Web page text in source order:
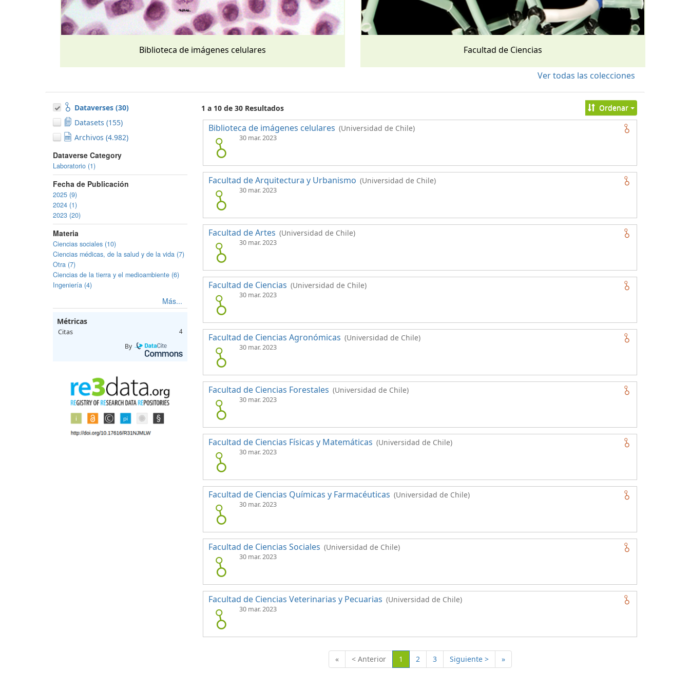
Biblioteca de imágenes celulares Facultad de Ciencias
Ver todas las colecciones
Dataverses (30)
Datasets (155)
Archivos (4.982)
Dataverse Category
Laboratorio (1)
Fecha de Publicación
2025 (9)
2024 (1)
2023 (20)
Materia
Ciencias sociales (10)
Ciencias médicas, de la salud y de la vida (7)
Otra (7)
Ciencias de la tierra y el medioambiente (6)
Ingeniería (4)
Más...
Métricas
Citas 4
By
1 a 10 de 30 Resultados Ordenar
Biblioteca de imágenes celulares (Universidad de Chile)
30 mar. 2023
Facultad de Arquitectura y Urbanismo (Universidad de Chile)
30 mar. 2023
Facultad de Artes (Universidad de Chile)
30 mar. 2023
Facultad de Ciencias (Universidad de Chile)
30 mar. 2023
Facultad de Ciencias Agronómicas (Universidad de Chile)
30 mar. 2023
Facultad de Ciencias Forestales (Universidad de Chile)
30 mar. 2023
Facultad de Ciencias Físicas y Matemáticas (Universidad de Chile)
30 mar. 2023
Facultad de Ciencias Químicas y Farmacéuticas (Universidad de Chile)
30 mar. 2023
Facultad de Ciencias Sociales (Universidad de Chile)
30 mar. 2023
Facultad de Ciencias Veterinarias y Pecuarias (Universidad de Chile)
30 mar. 2023
« < Anterior 1 (Actual)
2 3 Siguiente > »